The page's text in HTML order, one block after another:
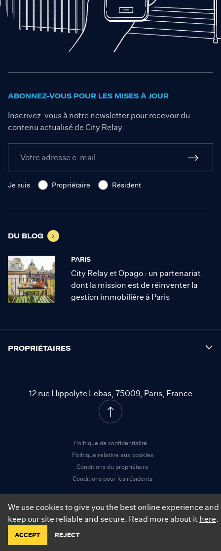
ABONNEZ-VOUS POUR LES MISES À JOUR
Inscrivez-vous à notre newsletter pour recevoir du
contenu actualisé de City Relay.
Je suis Propriétaire Résident
DU BLOG
PARIS
City Relay et Opago : un partenariat
dont la mission est de réinventer la
gestion immobilière à Paris
PROPRIÉTAIRES
12 rue Hippolyte Lebas, 75009, Paris, France
Politique de confidentialité
Politique relative aux cookies
Conditions du propriétaire
Conditions pour les résidents
©2026 .City Relay. Tous les droits sont réservés.
We use cookies to give you the best online experience and
keep our site reliable and secure. Read more about it here.
ACCEPT REJECT